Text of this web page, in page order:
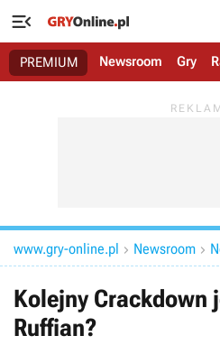

PREMIUM Newsroom Gry
www.gry-online.pl  Newsroom 
Kolejny Crackdown
Ruffian?